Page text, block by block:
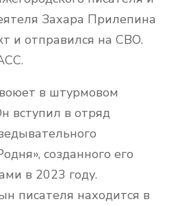
Захара Прилепина
и отправился на СВО.
в штурмовом
вступил в отряд
созданного его
в 2023 году.
писателя находится в